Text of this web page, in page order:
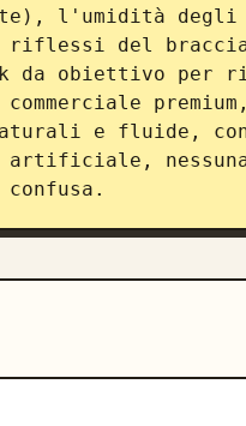
l'umidità
del
da obiettivo per
e fluide,
artificiale,
confusa.